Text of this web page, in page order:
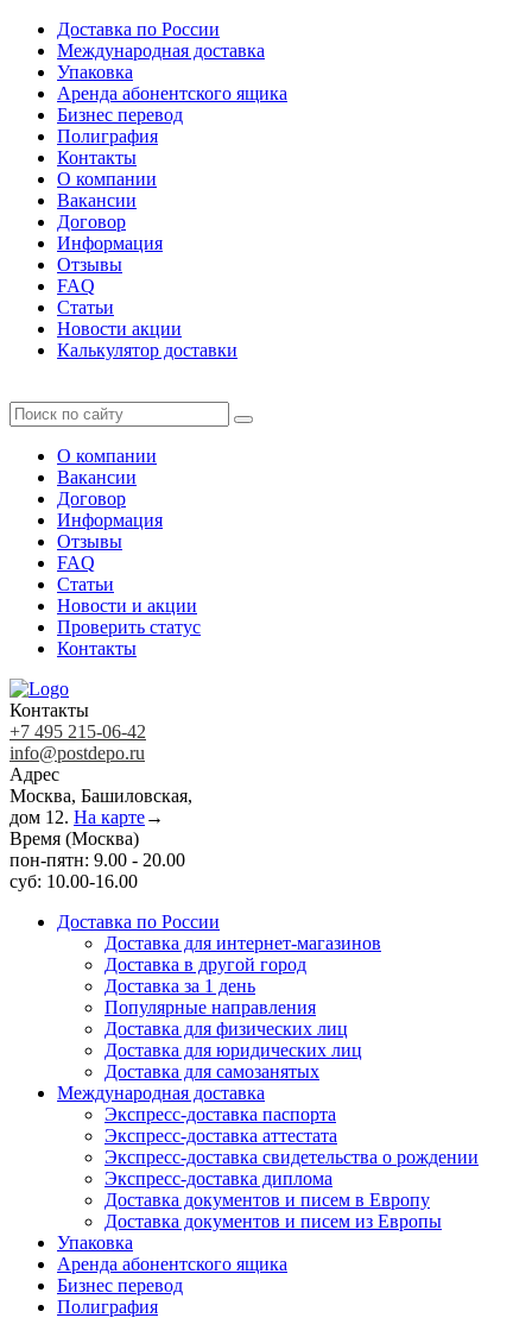
Доставка по России
Международная доставка
Упаковка
Аренда абонентского ящика
Бизнес перевод
Полиграфия
Контакты
О компании
Вакансии
Договор
Информация
Отзывы
FAQ
Статьи
Новости акции
Калькулятор доставки
О компании
Вакансии
Договор
Информация
Отзывы
FAQ
Статьи
Новости и акции
Проверить статус
Контакты
Контакты
+7 495 215-06-42
info@postdepo.ru
Адрес
Москва, Башиловская,
дом 12. На карте→
Время (Москва)
пон-пятн: 9.00 - 20.00
суб: 10.00-16.00
Доставка по России
Доставка для интернет-магазинов
Доставка в другой город
Доставка за 1 день
Популярные направления
Доставка для физических лиц
Доставка для юридических лиц
Доставка для самозанятых
Международная доставка
Экспресс-доставка паспорта
Экспресс-доставка аттестата
Экспресс-доставка свидетельства о рождении
Экспресс-доставка диплома
Доставка документов и писем в Европу
Доставка документов и писем из Европы
Упаковка
Аренда абонентского ящика
Бизнес перевод
Полиграфия